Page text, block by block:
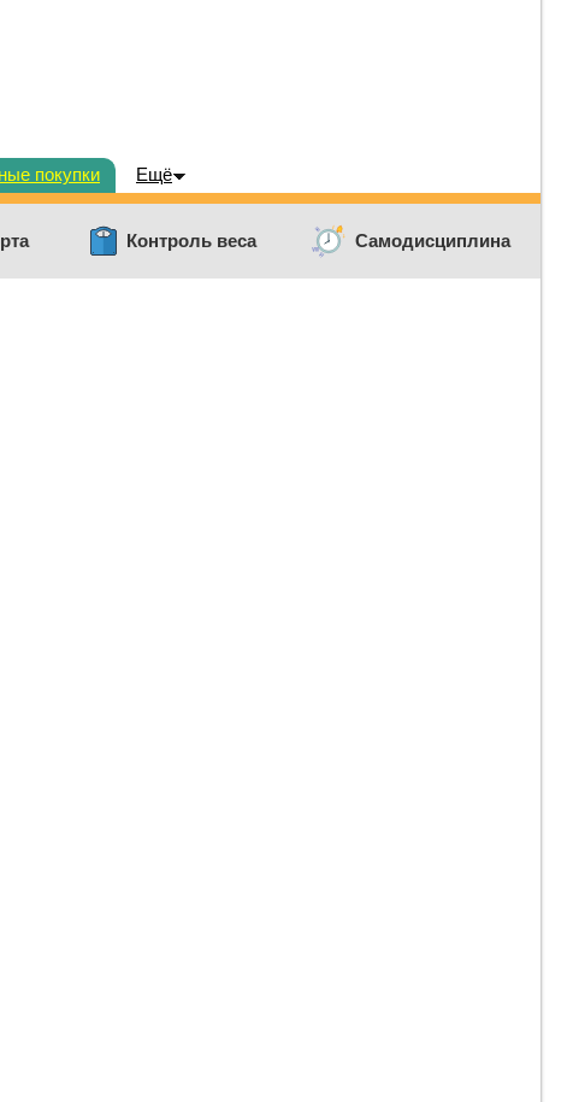
покупки Ещё
Контроль веса Самодисциплина